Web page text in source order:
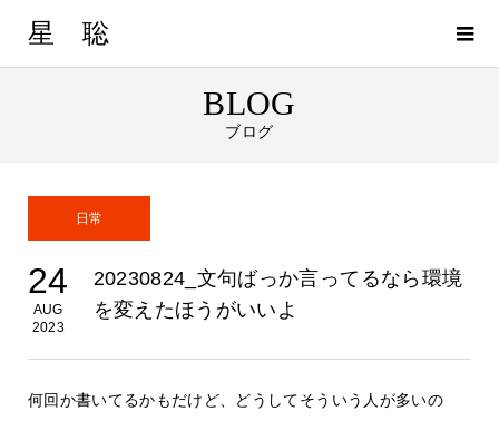
星 聡
BLOG
ブログ
日常
24
AUG
2023
20230824_文句ばっか言ってるなら環境
を変えたほうがいいよ
何回か書いてるかもだけど、どうしてそういう人が多いの